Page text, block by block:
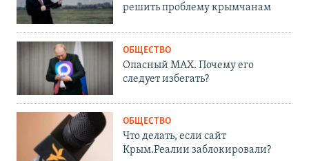
решить проблему крымчанам
ОБЩЕСТВО
Опасный MAX. Почему его
следует избегать?
ОБЩЕСТВО
Что делать, если сайт
Крым.Реалии заблокировали?